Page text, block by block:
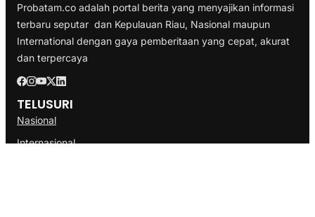
Probatam.co adalah portal berita yang menyajikan informasi
terbaru seputar dan Kepulauan Riau, Nasional maupun
International dengan gaya pemberitaan yang cepat, akurat
dan terpercaya
TELUSURI
Nasional
Internasional